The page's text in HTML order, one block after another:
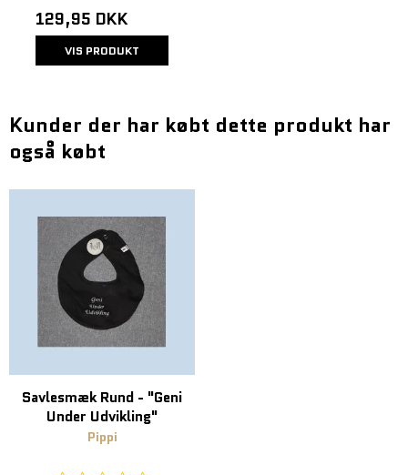
129,95 DKK
VIS PRODUKT
Kunder der har købt dette produkt har
også købt
Savlesmæk Rund - "Geni
Under Udvikling"
Pippi